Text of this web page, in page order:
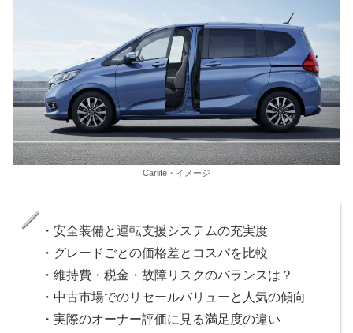
Carlife・イメージ
・安全装備と運転支援システムの充実度
・グレードごとの価格差とコスパを比較
・維持費・税金・故障リスクのバランスは？
・中古市場でのリセールバリューと人気の傾向
・実際のオーナー評価に見る満足度の違い